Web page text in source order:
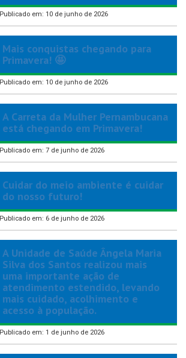
Publicado em: 10 de junho de 2026
Mais conquistas chegando para
Primavera! 🤩
Publicado em: 10 de junho de 2026
A Carreta da Mulher Pernambucana
está chegando em Primavera!
Publicado em: 7 de junho de 2026
Cuidar do meio ambiente é cuidar
do nosso futuro!
Publicado em: 6 de junho de 2026
A Unidade de Saúde Ângela Maria
Silva dos Santos realizou mais
uma importante ação de
atendimento estendido, levando
mais cuidado, acolhimento e
acesso à população.
Publicado em: 1 de junho de 2026